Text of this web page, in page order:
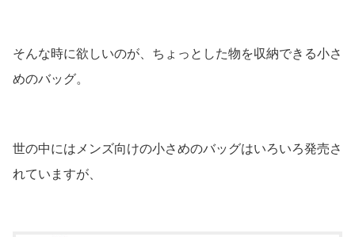
そんな時に欲しいのが、ちょっとした物を収納できる小さ
めのバッグ。
世の中にはメンズ向けの小さめのバッグはいろいろ発売さ
れていますが、